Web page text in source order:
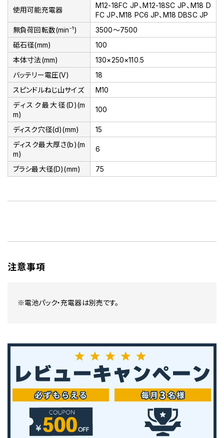
使用可能充電器
M12-18FC JP、M12-18SC JP、M18 D
FC JP、M18 PC6 JP、M18 DBSC JP
無負荷回転数(min⁻¹)
3500～7500
砥石径(mm)
100
本体寸法(mm)
130×250×110.5
バッテリー電圧(V)
18
スピンドルねじ山サイズ
M10
ディスク最大径(D)(m
m)
100
ディスク穴径(d)(mm)
15
ディスク最大厚さ(b)(m
m)
6
ブラシ最大径(D)(mm) 75
注意事項
※電池パック・充電器は別売です。